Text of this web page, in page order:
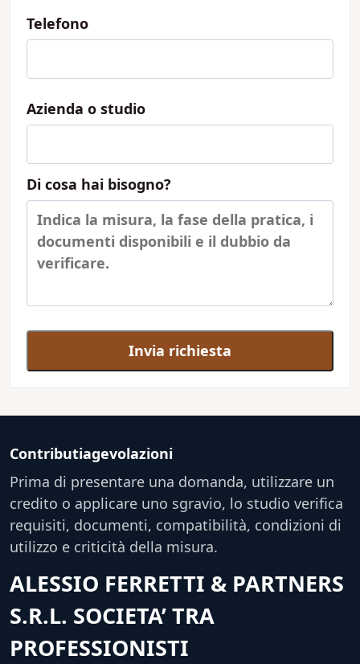
Telefono
Azienda o studio
Di cosa hai bisogno?
Invia richiesta
Contributiagevolazioni
Prima di presentare una domanda, utilizzare un
credito o applicare uno sgravio, lo studio verifica
requisiti, documenti, compatibilità, condizioni di
utilizzo e criticità della misura.
ALESSIO FERRETTI & PARTNERS
S.R.L. SOCIETA’ TRA
PROFESSIONISTI